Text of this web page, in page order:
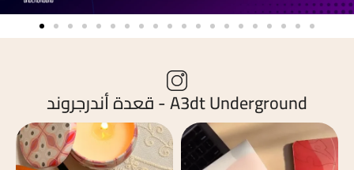
A3dt Underground - قعدة أندرجروند